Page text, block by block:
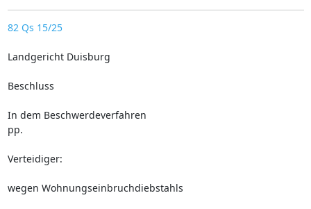
82 Qs 15/25
Landgericht Duisburg
Beschluss
In dem Beschwerdeverfahren
pp.
Verteidiger:
wegen Wohnungseinbruchdiebstahls